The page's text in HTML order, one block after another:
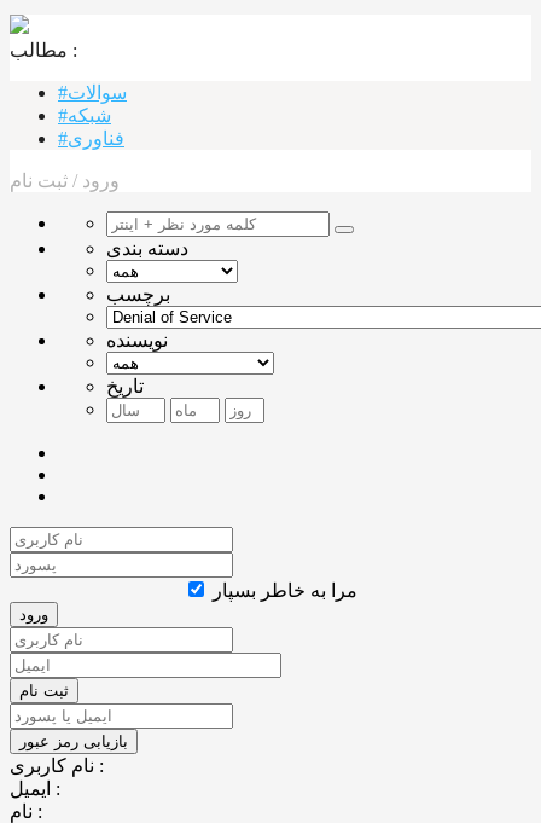
مطالب :‌ ‌‌
#سوالات
#شبکه
#فناوری
ورود / ثبت نام
دسته بندی
برچسب
نویسنده
تاریخ
مرا به خاطر بسپار
نام کاربری :
ایمیل :
نام :